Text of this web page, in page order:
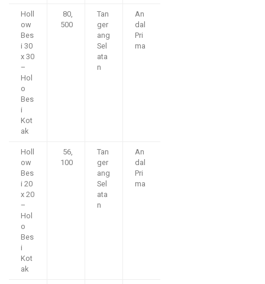
Holl
ow
Bes
i 30
x 30
–
Hol
o
Bes
i
Kot
ak
80,
500
Tan
ger
ang
Sel
ata
n
An
dal
Pri
ma
Holl
ow
Bes
i 20
x 20
–
Hol
o
Bes
i
Kot
ak
56,
100
Tan
ger
ang
Sel
ata
n
An
dal
Pri
ma